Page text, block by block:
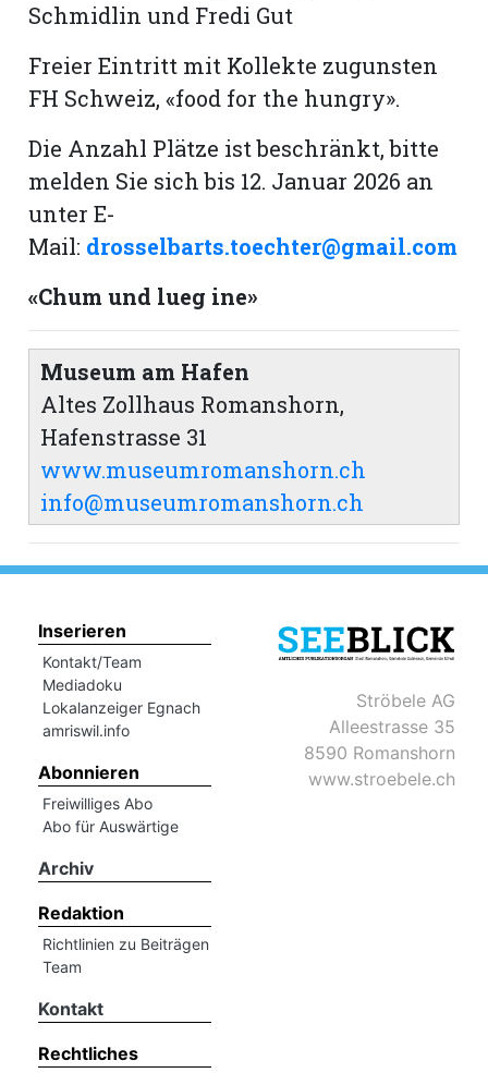
Schmidlin und Fredi Gut
Freier Eintritt mit Kollekte zugunsten
FH Schweiz, «food for the hungry».
Die Anzahl Plätze ist beschränkt, bitte
melden Sie sich bis 12. Januar 2026 an
unter E-
Mail: drosselbarts.toechter@gmail.com
«Chum und lueg ine»
Museum am Hafen
Altes Zollhaus Romanshorn,
Hafenstrasse 31
www.museumromanshorn.ch
info@museumromanshorn.ch
Inserieren
Kontakt/Team
Mediadoku
Lokalanzeiger Egnach
amriswil.info
Abonnieren
Freiwilliges Abo
Abo für Auswärtige
Archiv
Redaktion
Richtlinien zu Beiträgen
Team
Kontakt
Rechtliches
Ströbele AG
Alleestrasse 35
8590 Romanshorn
www.stroebele.ch